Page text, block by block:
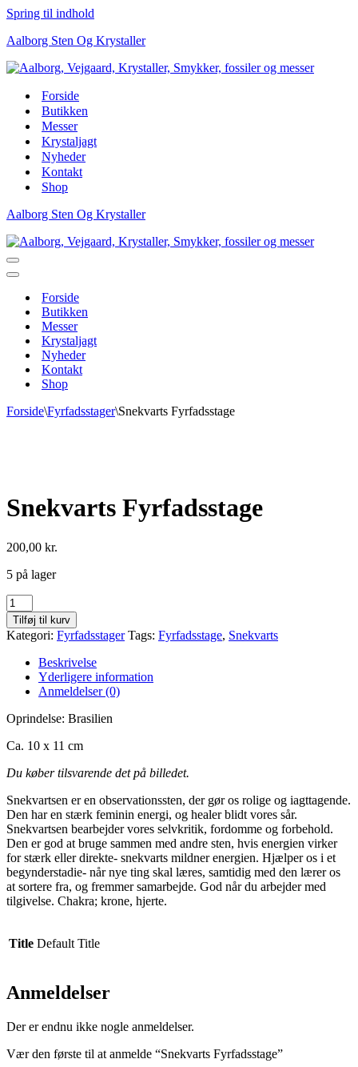
Spring til indhold
Aalborg Sten Og Krystaller
Forside
Butikken
Messer
Krystaljagt
Nyheder
Kontakt
Shop
Aalborg Sten Og Krystaller
Navigation
menu
Navigation
Forside
Butikken
Messer
Krystaljagt
Nyheder
Kontakt
Shop
Forside\Fyrfadsstager\Snekvarts Fyrfadsstage
Snekvarts Fyrfadsstage
200,00 kr.
5 på lager
Snekvarts
Fyrfadsstage
antal
Tilføj til kurv
Kategori: Fyrfadsstager Tags: Fyrfadsstage, Snekvarts
Beskrivelse
Yderligere information
Anmeldelser (0)
Oprindelse: Brasilien
Ca. 10 x 11 cm
Du køber tilsvarende det på billedet.
Snekvartsen er en observationssten, der gør os rolige og iagttagende.
Den har en stærk feminin energi, og healer blidt vores sår.
Snekvartsen bearbejder vores selvkritik, fordomme og forbehold.
Den er god at bruge sammen med andre sten, hvis energien virker
for stærk eller direkte- snekvarts mildner energien. Hjælper os i et
begynderstadie- når nye ting skal læres, samtidig med den lærer os
at sortere fra, og fremmer samarbejde. God når du arbejder med
tilgivelse. Chakra; krone, hjerte.
Title Default Title
Anmeldelser
Der er endnu ikke nogle anmeldelser.
Vær den første til at anmelde “Snekvarts Fyrfadsstage”